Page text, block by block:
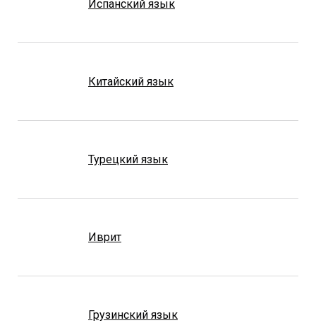
Испанский язык
Китайский язык
Турецкий язык
Иврит
Грузинский язык